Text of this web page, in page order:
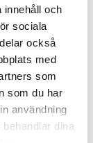
innehåll och
sociala
också
med
som
som du har
användning
dina
dig